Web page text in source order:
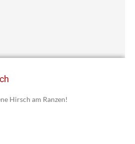
Hirsch am Ranzen!